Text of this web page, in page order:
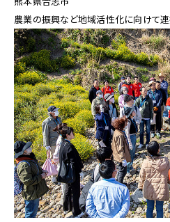
農業の振興など地域活性化に向けて